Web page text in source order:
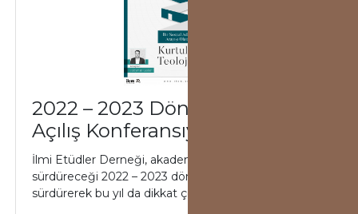
2022 – 2023 Dönemi İLEM
Açılış Konferansıyla Başlıyor
İlmi Etüdler Derneği, akademik çalışmalarını
sürdüreceği 2022 – 2023 dönemini geleneğini
sürdürerek bu yıl da dikkat çeken bir konferans ile...